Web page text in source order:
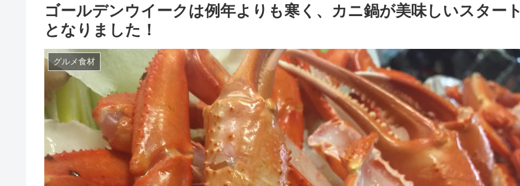
ゴールデンウイークは例年よりも寒く、カニ鍋が美味しいスタート
となりました！
グルメ食材